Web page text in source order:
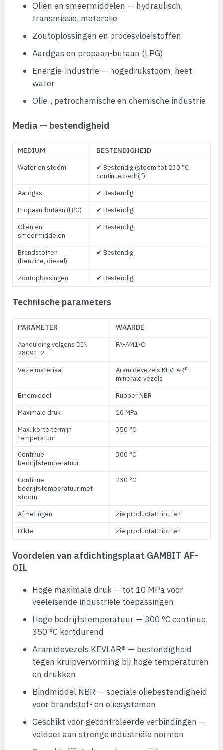
Oliën en smeermiddelen — hydraulisch,
transmissie, motorolie
Zoutoplossingen en procesvloeistoffen
Aardgas en propaan-butaan (LPG)
Energie-industrie — hogedrukstoom, heet
water
Olie-, petrochemische en chemische industrie
Media — bestendigheid
MEDIUM BESTENDIGHEID
Water en stoom
✔ Bestendig (stoom tot 230 °C
continue bedrijf)
Aardgas
✔ Bestendig
Propaan-butaan (LPG)
✔ Bestendig
Oliën en
smeermiddelen
✔ Bestendig
Brandstoffen
(benzine, diesel)
✔ Bestendig
Zoutoplossingen ✔ Bestendig
Technische parameters
PARAMETER WAARDE
Aanduiding volgens DIN
28091-2
FA-AM1-O
Vezelmateriaal
Aramidevezels KEVLAR® +
minerale vezels
Bindmiddel
Rubber NBR
Maximale druk
10 MPa
Max. korte termijn
temperatuur
350 °C
Continue
bedrijfstemperatuur
300 °C
Continue
bedrijfstemperatuur met
stoom
230 °C
Afmetingen
Zie productattributen
Dikte
Zie productattributen
Voordelen van afdichtingsplaat GAMBIT AF-
OIL
Hoge maximale druk — tot 10 MPa voor
veeleisende industriële toepassingen
Hoge bedrijfstemperatuur — 300 °C continue,
350 °C kortdurend
Aramidevezels KEVLAR® — bestendigheid
tegen kruipvervorming bij hoge temperaturen
en drukken
Bindmiddel NBR — speciale oliebestendigheid
voor brandstof- en oliesystemen
Geschikt voor gecontroleerde verbindingen —
voldoet aan strenge industriële normen